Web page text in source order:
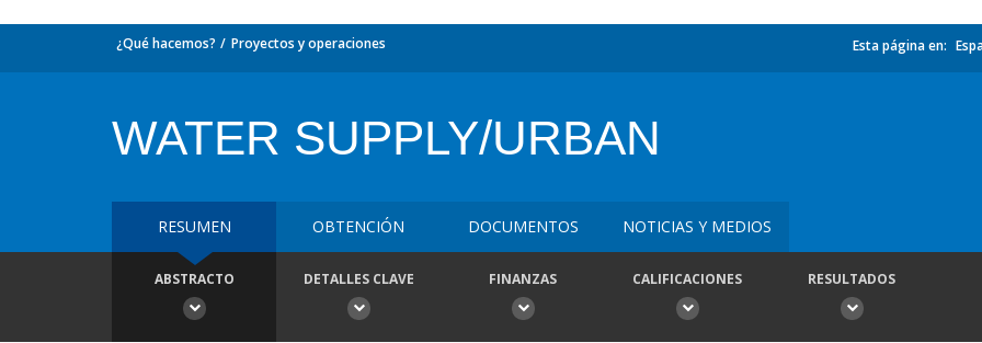
¿Qué hacemos? Proyectos y operaciones Esta página en:
WATER SUPPLY/URBAN
RESUMEN OBTENCIÓN DOCUMENTOS NOTICIAS Y MEDIOS
ABSTRACTO DETALLES CLAVE FINANZAS CALIFICACIONES RESULTADOS